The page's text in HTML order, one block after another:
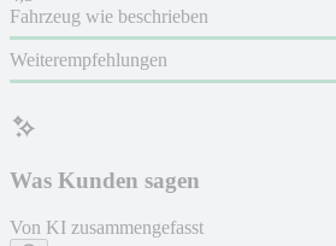
Was Kunden sagen
Von KI zusammengefasst
Fahrzeug wie beschrieben
Weiterempfehlungen